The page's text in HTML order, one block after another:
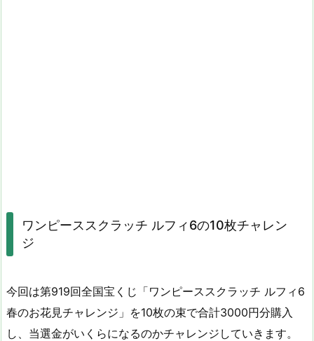
ワンピーススクラッチ ルフィ6の10枚チャレン
ジ
今回は第919回全国宝くじ「ワンピーススクラッチ ルフィ6
春のお花見チャレンジ」を10枚の束で合計3000円分購入
し、当選金がいくらになるのかチャレンジしていきます。